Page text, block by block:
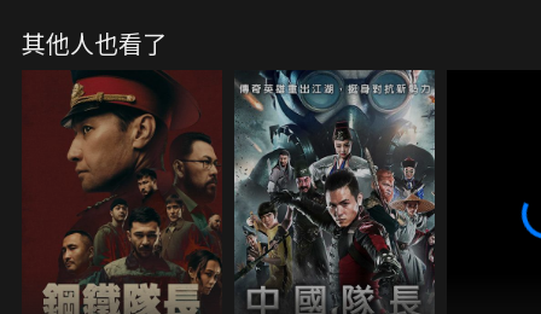
其他人也看了